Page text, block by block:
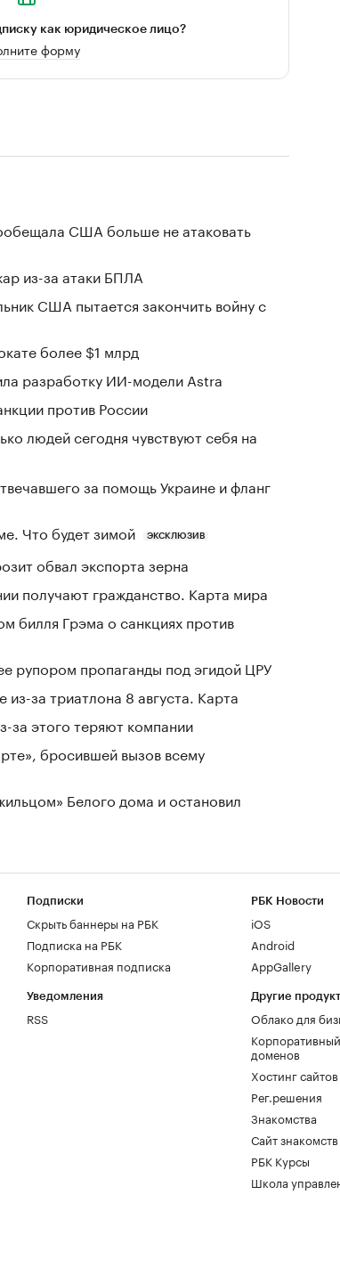
как юридическое лицо?
форму
США больше не атаковать
из-за атаки БПЛА
США пытается закончить войну с
более $1 млрд
разработку ИИ-модели Astra
против России
людей сегодня чувствуют себя на
за помощь Украине и фланг
Что будет зимой
ЭКСКЛЮЗИВ
обвал экспорта зерна
получают гражданство. Карта мира
билля Грэма о санкциях против
рупором пропаганды под эгидой ЦРУ
за триатлона 8 августа. Карта
этого теряют компании
бросившей вызов всему
Белого дома и остановил
Подписки
Скрыть баннеры на РБК
Подписка на РБК
Корпоративная подписка
Уведомления
RSS
РБК Новости
iOS
Android
AppGallery
Другие
Облако для
доменов
Хостинг сайтов
Рег.решения
Знакомства
Сайт
РБК Курсы
Школа